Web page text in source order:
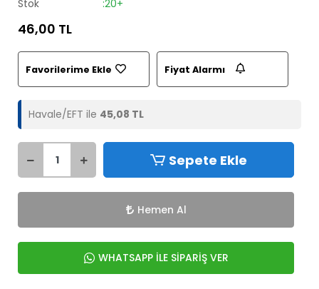
Stok
:20+
46,00 TL
Favorilerime Ekle Fiyat Alarmı
Havale/EFT ile 45,08 TL
Sepete Ekle
Hemen Al
WHATSAPP İLE SİPARİŞ VER